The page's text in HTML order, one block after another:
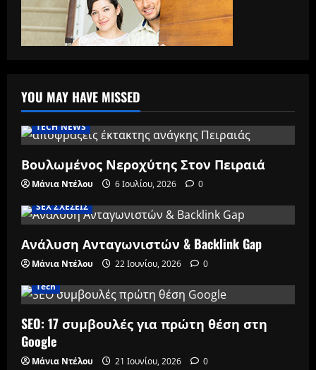
YOU MAY HAVE MISSED
TECH NEWS
Βουλωμένος Νεροχύτης Στον Πειραιά
Μάνια Ντέλου 6 Ιουλίου, 2026
0
SEX ΣΧΕΣΕΙΣ
Ανάλυση Ανταγωνιστών & Backlink Gap
Μάνια Ντέλου 22 Ιουνίου, 2026
0
Tech
SEO: 17 συμβουλές για πρώτη θέση στη
Google
Μάνια Ντέλου 21 Ιουνίου, 2026 0